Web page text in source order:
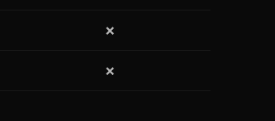
❌
❌